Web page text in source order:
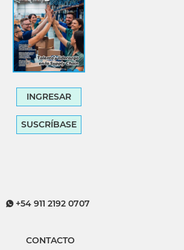
INGRESAR
SUSCRÍBASE
+54 911 2192 0707
CONTACTO